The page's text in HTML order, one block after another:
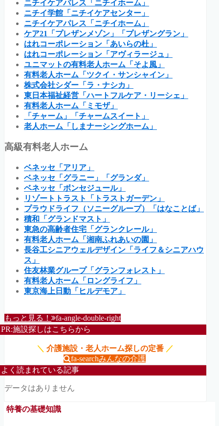
ニチイケアパレス「ニチイホーム」
ニチイ学館「ニチイケアセンター」
ニチイケアパレス「ニチイホーム」
ケア21「プレザンメゾン」「プレザングラン」
はれコーポレーション「あいらの杜」
はれコーポレーション「アヴィラージュ」
ユニマットの有料老人ホーム「そよ風」
有料老人ホーム「ツクイ・サンシャイン」
株式会社シダー「ラ・ナシカ」
東日本福祉経営「ハートフルケア・リーシェ」
有料老人ホーム「ミモザ」
「チャーム」「チャームスイート」
老人ホーム「しまナーシングホーム」
高級有料老人ホーム
ベネッセ「アリア」
ベネッセ「グラニー」「グランダ」
ベネッセ「ボンセジュール」
リゾートトラスト「トラストガーデン」
プラウドライフ（ソニーグループ）「はなことば」
積和「グランドマスト」
東急の高齢者住宅「グランクレール」
有料老人ホーム「湘南ふれあいの園」
長谷工シニアウェルデザイン「ライフ＆シニアハウ
ス」
住友林業グループ「グランフォレスト」
有料老人ホーム「ロングライフ」
東京海上日動「ヒルデモア」
もっと見る！ fa-angle-double-right
PR:施設探しはこちらから
＼ 介護施設・老人ホーム探しの定番 ／
fa-searchみんなの介護
よく読まれている記事
データはありません
特養の基礎知識